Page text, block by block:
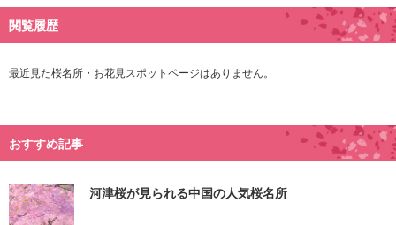
閲覧履歴
最近見た桜名所・お花見スポットページはありません。
おすすめ記事
河津桜が見られる中国の人気桜名所